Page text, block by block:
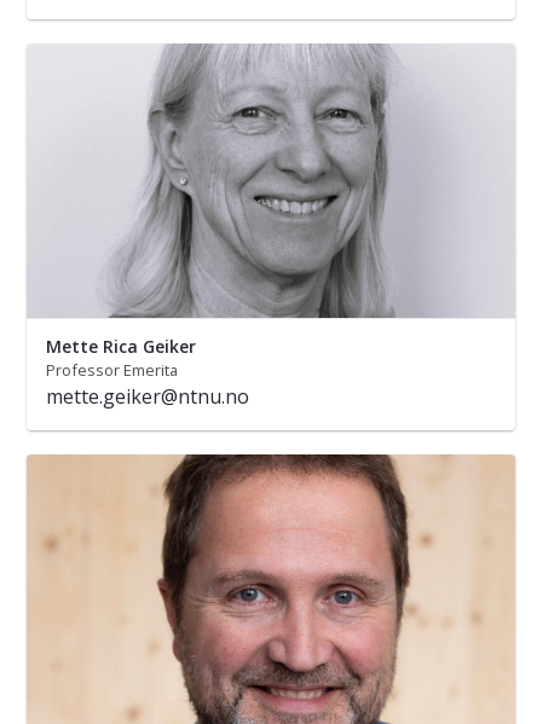
Mette Rica Geiker
Professor Emerita
mette.geiker@ntnu.no